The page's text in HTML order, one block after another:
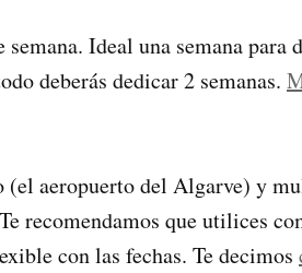
Ideal una semana para
deberás dedicar 2 semanas.
(el aeropuerto del Algarve) y
recomendamos que utilices
con las fechas. Te decimos